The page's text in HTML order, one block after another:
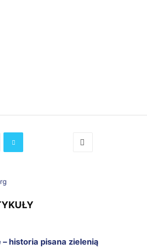
– historia pisana zielenią